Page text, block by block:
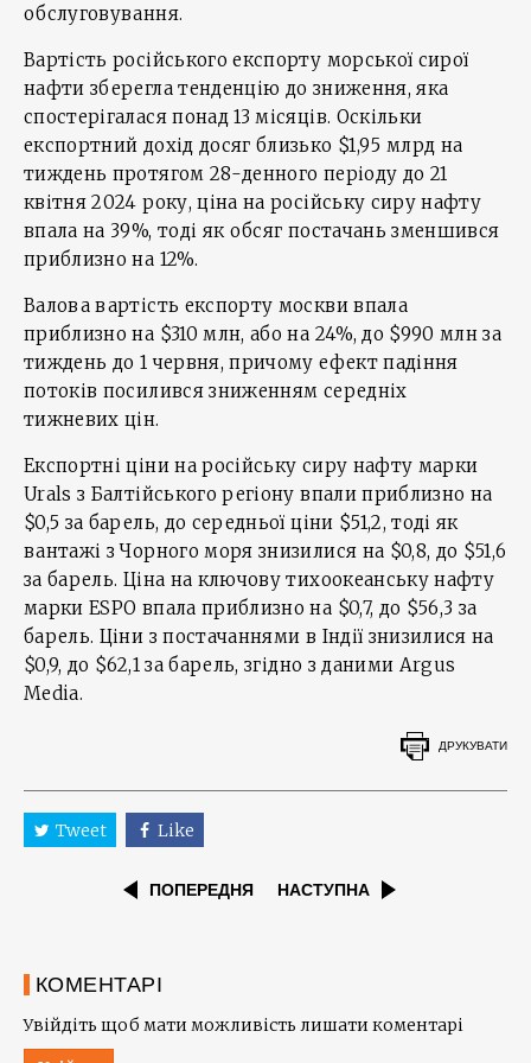
обслуговування.
Вартість російського експорту морської сирої
нафти зберегла тенденцію до зниження, яка
спостерігалася понад 13 місяців. Оскільки
експортний дохід досяг близько $1,95 млрд на
тиждень протягом 28-денного періоду до 21
квітня 2024 року, ціна на російську сиру нафту
впала на 39%, тоді як обсяг постачань зменшився
приблизно на 12%.
Валова вартість експорту москви впала
приблизно на $310 млн, або на 24%, до $990 млн за
тиждень до 1 червня, причому ефект падіння
потоків посилився зниженням середніх
тижневих цін.
Експортні ціни на російську сиру нафту марки
Urals з Балтійського регіону впали приблизно на
$0,5 за барель, до середньої ціни $51,2, тоді як
вантажі з Чорного моря знизилися на $0,8, до $51,6
за барель. Ціна на ключову тихоокеанську нафту
марки ESPO впала приблизно на $0,7, до $56,3 за
барель. Ціни з постачаннями в Індії знизилися на
$0,9, до $62,1 за барель, згідно з даними Argus
Media.
ДРУКУВАТИ
Tweet Like
ПОПЕРЕДНЯ НАСТУПНА
КОМЕНТАРІ
Увійдіть щоб мати можливість лишати коментарі